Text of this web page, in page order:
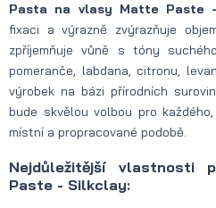
Pasta na vlasy Matte Paste
fixaci a výrazně zvýrazňuje
zpříjemňuje vůně s tóny
pomeranče, labdana, citronu,
výrobek na bázi přírodních
bude skvělou volbou pro
místní a propracované podobě.
Nejdůležitější
Paste - Silkclay: